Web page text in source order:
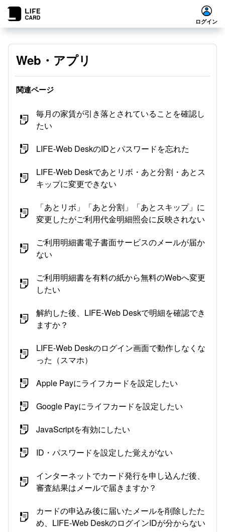
ログイン
Web・アプリ
関連ページ
毎月の家賃が引き落とされていることを確認し
たい
LIFE-Web DeskのIDとパスワードを忘れた
LIFE-Web Deskであとリボ・あと分割・あとス
キップに変更できない
「あとリボ」「あと分割」「あとスキップ」に
変更したがご利用代金明細照会に反映されない
ご利用明細書電子書面サービスのメールが届か
ない
ご利用明細書を有料の紙から無料のWebへ変更
したい
解約した後、LIFE-Web Deskで明細を確認でき
ますか？
LIFE-Web Deskのログイン画面で動作しなくな
った（スマホ）
Apple Payにライフカードを設定したい
Google Payにライフカードを設定したい
JavaScriptを有効にしたい
ID・パスワードを設定した覚えがない
インターネットでカード発行を申し込んだ後、
審査結果はメールで届きますか？
カードの申込み後に届いたメールを削除したた
め、LIFE-Web DeskのログインIDが分からない